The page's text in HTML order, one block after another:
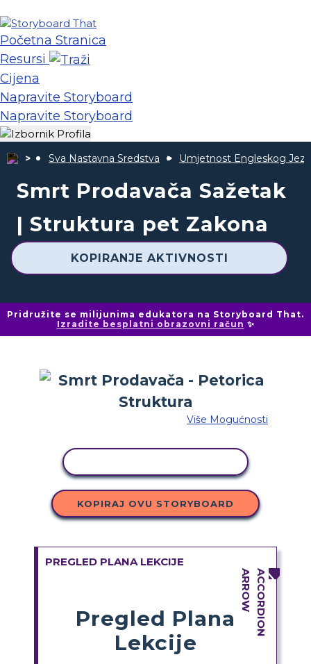
Početna Stranica
Resursi
Cijena
Napravite Storyboard
Napravite Storyboard
Sva Nastavna Sredstva Umjetnost Engleskog
Smrt Prodavača Sažetak
| Struktura pet Zakona
KOPIRANJE AKTIVNOSTI
Pridružite se milijunima edukatora na Storyboard That.
Izradite besplatni obrazovni račun ✨
Više Mogućnosti
KOPIRAJ OVU STORYBOARD
PREGLED PLANA LEKCIJE
Pregled Plana
Lekcije